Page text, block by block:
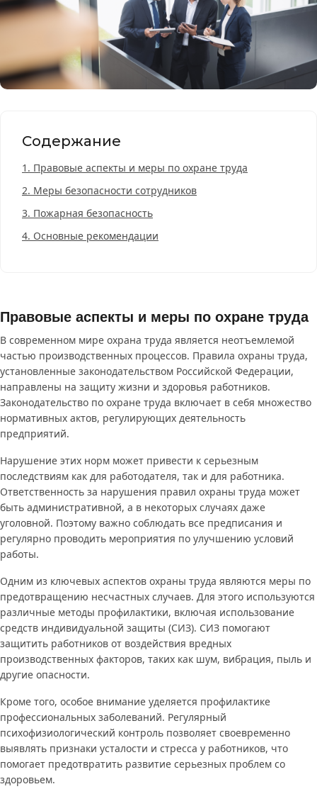
Содержание
1. Правовые аспекты и меры по охране труда
2. Меры безопасности сотрудников
3. Пожарная безопасность
4. Основные рекомендации
Правовые аспекты и меры по охране труда
В современном мире охрана труда является неотъемлемой
частью производственных процессов. Правила охраны труда,
установленные законодательством Российской Федерации,
направлены на защиту жизни и здоровья работников.
Законодательство по охране труда включает в себя множество
нормативных актов, регулирующих деятельность
предприятий.
Нарушение этих норм может привести к серьезным
последствиям как для работодателя, так и для работника.
Ответственность за нарушения правил охраны труда может
быть административной, а в некоторых случаях даже
уголовной. Поэтому важно соблюдать все предписания и
регулярно проводить мероприятия по улучшению условий
работы.
Одним из ключевых аспектов охраны труда являются меры по
предотвращению несчастных случаев. Для этого используются
различные методы профилактики, включая использование
средств индивидуальной защиты (СИЗ). СИЗ помогают
защитить работников от воздействия вредных
производственных факторов, таких как шум, вибрация, пыль и
другие опасности.
Кроме того, особое внимание уделяется профилактике
профессиональных заболеваний. Регулярный
психофизиологический контроль позволяет своевременно
выявлять признаки усталости и стресса у работников, что
помогает предотвратить развитие серьезных проблем со
здоровьем.